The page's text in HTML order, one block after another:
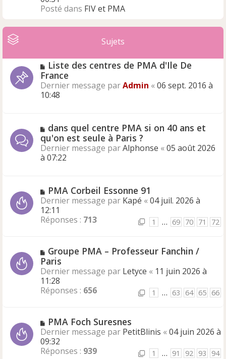
Posté dans FIV et PMA
Sujets
Liste des centres de PMA d'Ile De
France
Dernier message parAdmin «06 sept. 2016 à
10:48
dans quel centre PMA si on 40 ans et
qu'on est seule à Paris ?
Dernier message parAlphonse «05 août 2026
à 07:22
PMA Corbeil Essonne 91
Dernier message par Kapé «04 juil. 2026 à
12:11
Réponses : 713 1 … 69 70 71 72
Groupe PMA – Professeur Fanchin /
Paris
Dernier message par Letyce « 11 juin 2026 à
11:28
Réponses : 656 1 … 63 64 65 66
PMA Foch Suresnes
Dernier message par PetitBlinis «04 juin 2026 à
09:32
Réponses : 939 1 … 91 92 93 94